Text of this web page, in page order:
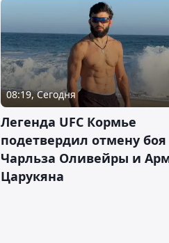
08:19, Сегодня
Легенда UFC Кормье
подетвердил отмену боя
Чарльза Оливейры и
Царукяна